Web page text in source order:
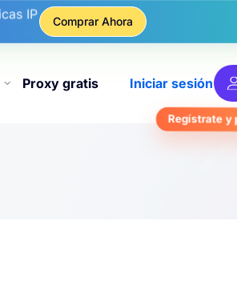
IP
Comprar Ahora
Proxy gratis Iniciar sesión
Regístrate y